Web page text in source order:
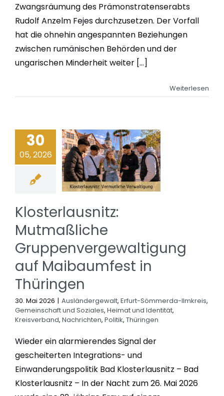
Zwangsräumung des Prämonstratenserabts
Rudolf Anzelm Fejes durchzusetzen. Der Vorfall
hat die ohnehin angespannten Beziehungen
zwischen rumänischen Behörden und der
ungarischen Minderheit weiter [...]
Weiterlesen
30
05, 2026
Klosterlausnitz:
Mutmaßliche
Gruppenvergewaltigung
auf Maibaumfest in
Thüringen
30. Mai 2026 | Ausländergewalt, Erfurt-Sömmerda-Ilmkreis,
Gemeinschaft und Soziales, Heimat und Identität,
Kreisverband, Nachrichten, Politik, Thüringen
Wieder ein alarmierendes Signal der
gescheiterten Integrations- und
Einwanderungspolitik Bad Klosterlausnitz – Bad
Klosterlausnitz – In der Nacht zum 26. Mai 2026